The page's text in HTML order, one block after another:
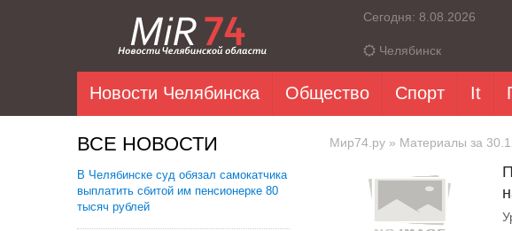
Сегодня: 8.08.2026
Челябинск
Новости Челябинска Общество Спорт It
ВСЕ НОВОСТИ
В Челябинске суд обязал самокатчика
выплатить сбитой им пенсионерке 80
тысяч рублей
Мир74.ру » Материалы за